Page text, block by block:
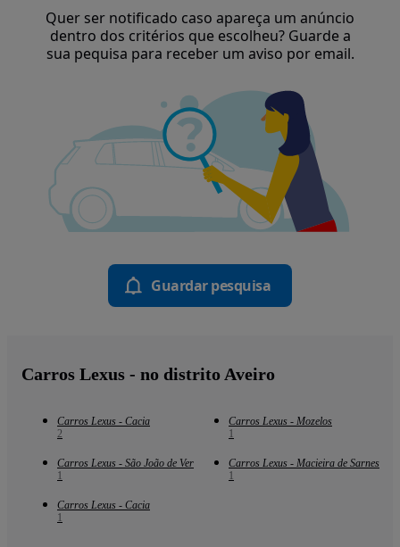
Quer ser notificado caso apareça um anúncio
dentro dos critérios que escolheu? Guarde a
sua pequisa para receber um aviso por email.
Guardar pesquisa
Carros Lexus - no distrito Aveiro
Carros Lexus - Cacia
2
Carros Lexus - Mozelos
1
Carros Lexus - São João de Ver
1
Carros Lexus - Macieira de Sarnes
1
Carros Lexus - Cacia
1